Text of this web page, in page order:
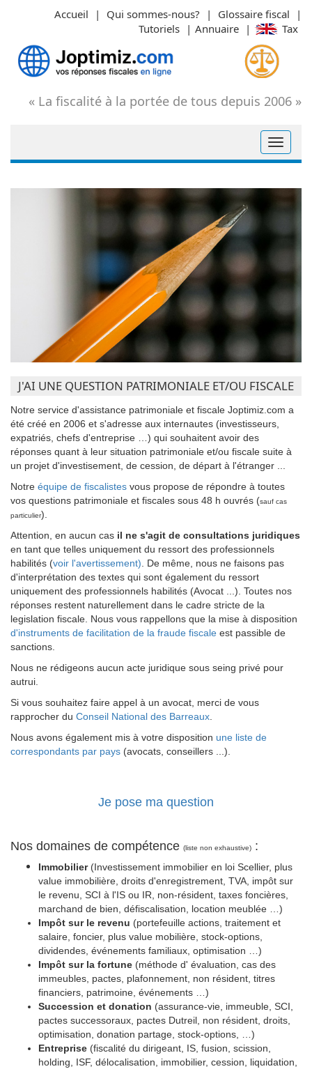
Accueil | Qui sommes-nous? | Glossaire fiscal
|
Tutoriels | Annuaire | Tax
« La fiscalité à la portée de tous depuis 2006 »
J'AI UNE QUESTION PATRIMONIALE ET/OU FISCALE
Notre service d'assistance patrimoniale et fiscale Joptimiz.com a
été créé en 2006 et s'adresse aux internautes (investisseurs,
expatriés, chefs d'entreprise …) qui souhaitent avoir des
réponses quant à leur situation patrimoniale et/ou fiscale suite à
un projet d'investisement, de cession, de départ à l'étranger ...
Notre équipe de fiscalistes vous propose de répondre à toutes
vos questions patrimoniale et fiscales sous 48 h ouvrés (sauf cas
particulier).
Attention, en aucun cas il ne s'agit de consultations juridiques
en tant que telles uniquement du ressort des professionnels
habilités (voir l'avertissement) . De même, nous ne faisons pas
d'interprétation des textes qui sont également du ressort
uniquement des professionnels habilités (Avocat ...). Toutes nos
réponses restent naturellement dans le cadre stricte de la
legislation fiscale. Nous vous rappellons que la mise à disposition
d'instruments de facilitation de la fraude fiscale est passible de
sanctions.
Nous ne rédigeons aucun acte juridique sous seing privé pour
autrui.
Si vous souhaitez faire appel à un avocat, merci de vous
rapprocher du Conseil National des Barreaux
Nous avons également mis à votre disposition une liste de
correspondants par pays (avocats, conseillers ...).
Je pose ma question
Nos domaines de compétence (liste non exhaustive) :
Immobilier (Investissement immobilier en loi Scellier, plus
value immobilière, droits d'enregistrement, TVA, impôt sur
le revenu, SCI à l'IS ou IR, non-résident, taxes foncières,
marchand de bien, défiscalisation, location meublée …)
Impôt sur le revenu (portefeuille actions, traitement et
salaire, foncier, plus value mobilière, stock-options,
dividendes, événements familiaux, optimisation …)
Impôt sur la fortune (méthode d' évaluation, cas des
immeubles, pactes, plafonnement, non résident, titres
financiers, patrimoine, événements …)
Succession et donation (assurance-vie, immeuble, SCI,
pactes successoraux, pactes Dutreil, non résident, droits,
optimisation, donation partage, stock-options, …)
Entreprise (fiscalité du dirigeant, IS, fusion, scission,
holding, ISF, délocalisation, immobilier, cession, liquidation,